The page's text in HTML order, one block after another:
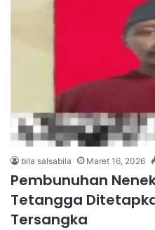
bila salsabila Maret 16, 2026
Pembunuhan
Tetangga
Tersangka